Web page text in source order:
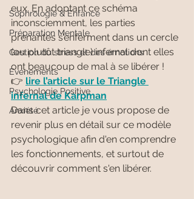
Sophrologie & Enfance
Préparation Mentale
Gestion du stress et des émotions
Evénements
Psychologie Positive
Anxiété
eux. En adoptant ce schéma
inconsciemment, les parties
prenantes s’enferment dans un cercle
(ou plutôt triangle) infernal dont elles
ont beaucoup de mal à se libérer !
👉 lire l’article sur le Triangle
infernal de Karpman
Dans cet article je vous propose de
revenir plus en détail sur ce modèle
psychologique afin d'en comprendre
les fonctionnements, et surtout de
découvrir comment s'en libérer.